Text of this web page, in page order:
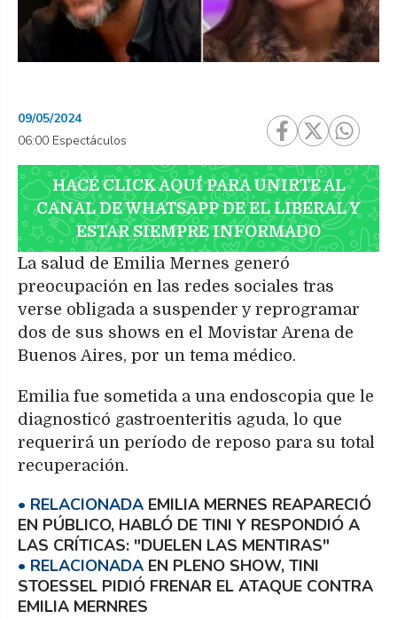
09/05/2024
06:00 Espectáculos
HACÉ CLICK AQUÍ PARA UNIRTE AL
CANAL DE WHATSAPP DE EL LIBERAL Y
ESTAR SIEMPRE INFORMADO
La salud de Emilia Mernes generó
preocupación en las redes sociales tras
verse obligada a suspender y reprogramar
dos de sus shows en el Movistar Arena de
Buenos Aires, por un tema médico.
Emilia fue sometida a una endoscopia que le
diagnosticó gastroenteritis aguda, lo que
requerirá un período de reposo para su total
recuperación.
EMILIA MERNES REAPARECIÓ
EN PÚBLICO, HABLÓ DE TINI Y RESPONDIÓ A
LAS CRÍTICAS: "DUELEN LAS MENTIRAS"
EN PLENO SHOW, TINI
STOESSEL PIDIÓ FRENAR EL ATAQUE CONTRA
EMILIA MERNRES